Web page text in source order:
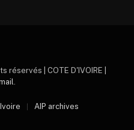
réservés | COTE D'IVOIRE |
.
AIP archives